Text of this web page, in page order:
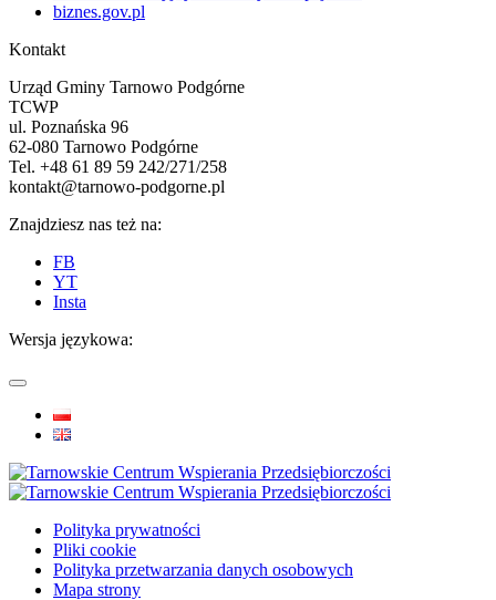
biznes.gov.pl
Kontakt
Urząd Gminy Tarnowo Podgórne
TCWP
ul. Poznańska 96
62-080 Tarnowo Podgórne
Tel. +48 61 89 59 242/271/258
kontakt@tarnowo-podgorne.pl
Znajdziesz nas też na:
FB
YT
Insta
Wersja językowa:
Polityka prywatności
Pliki cookie
Polityka przetwarzania danych osobowych
Mapa strony